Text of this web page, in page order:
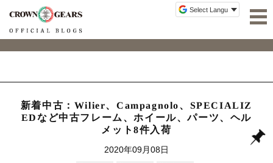
新着中古：Wilier、Campagnolo、SPECIALIZ
EDなど中古フレーム、ホイール、パーツ、ヘル
メット8件入荷
2020年09月08日